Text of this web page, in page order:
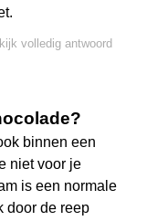
volledig antwoord
binnen een
niet voor je
is een normale
door de reep